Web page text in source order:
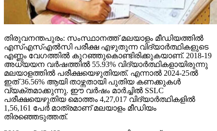
തിരുവനന്തപുരം: സംസ്ഥാനത്ത് മലയാളം മീഡിയത്തില്‍
എസ്എസ്എല്‍സി പരീക്ഷ എഴുതുന്ന വിദ്യാര്‍ത്ഥികളുടെ
എണ്ണം വേഗത്തില്‍ കുറഞ്ഞുകൊണ്ടിരിക്കുകയാണ്. 2018-19
മലയാളത്തില്‍ പരീക്ഷയെഴുതിയത്. എന്നാല്‍ 2024-25ല്‍
ഇത് 36.56% ആയി താഴ്ന്നതായി പുതിയ കണക്കുകള്‍
വ്യക്തമാക്കുന്നു. ഈ വര്‍ഷം മാര്‍ച്ചില്‍ SSLC
പരീക്ഷയെഴുതിയ മൊത്തം 4,27,017 വിദ്യാര്‍ത്ഥികളില്‍
1,56,161 പേര്‍ മാത്രമാണ് മലയാളം മീഡിയം
തിരഞ്ഞെടുത്തത്.
2019ലെ 2,43,409 എന്ന എണ്ണവുമായി താരതമ്യം
ചെയ്യുമ്പോള്‍ 87,000 വിദ്യാര്‍ത്ഥികളുടെ കുറവാണ്
രേഖപ്പെടുത്തിയത്. മലയാളം മീഡിയത്തില്‍